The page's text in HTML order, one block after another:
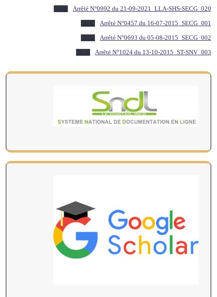
020_Arrêté N°0992 du 21-09-2021_LLA-SHS-SECG تنزيل
001_Arrêté N°0457 du 16-07-2015_SECG تنزيل
002_Arrêté N°0693 du 05-08-2015_SECG تنزيل
003_Arrêté N°1024 du 13-10-2015_ST-SNV تنزيل